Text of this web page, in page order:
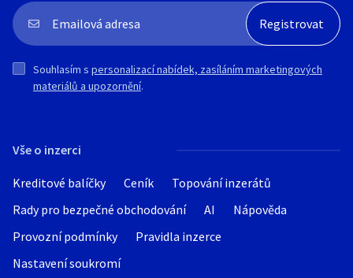
Možnost prohlídky a kontroly vozu v
jakémkoliv servisu.
Vše o inzerci
Kreditové balíčky Ceník
Topování inzerátů
Rady pro bezpečné obchodování
AI
Nápověda
Provozní podmínky
Pravidla inzerce
Nastavení soukromí
Souhlasím s personalizací nabídek, zasíláním marketingových
materiálů a upozornění.